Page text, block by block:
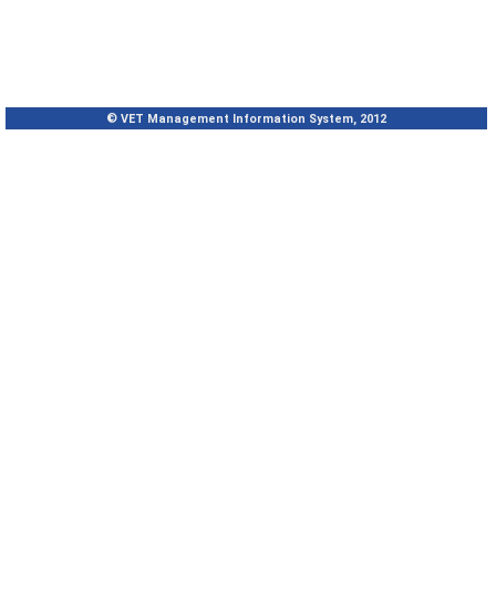
© VET Management Information System, 2012